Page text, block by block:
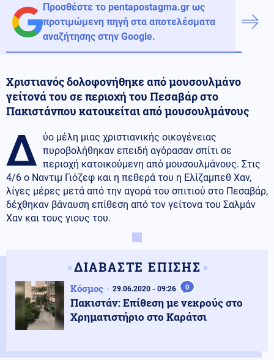
Προσθέστε το pentapostagma.gr ως
προτιμώμενη πηγή στα αποτελέσματα
αναζήτησης στην Google.
Χριστιανός δολοφονήθηκε από μουσουλμάνο
γείτονά του σε περιοχή του Πεσαβάρ στο
Πακιστάνπου κατοικείται από μουσουλμάνους
Δ ύο μέλη μιας χριστιανικής οικογένειας
πυροβολήθηκαν επειδή αγόρασαν σπίτι σε
περιοχή κατοικούμενη από μουσουλμάνους. Στις
4/6 ο Ναντιμ Γιόζεφ και η πεθερά του η Ελίζαμπεθ Χαν,
λίγες μέρες μετά από την αγορά του σπιτιού στο Πεσαβάρ,
δέχθηκαν βάναυση επίθεση από τον γείτονα του Σαλμάν
Χαν και τους γιους του.
ΔΙΑΒΑΣΤΕ ΕΠΙΣΗΣ
Κόσμος 29.06.2020 - 09:26 0
Πακιστάν: Επίθεση με νεκρούς στο
Χρηματιστήριο στο Καράτσι